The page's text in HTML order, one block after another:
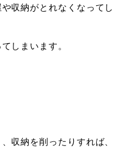
収納がとれなくなってし
しまいます。
収納を削ったりすれば、